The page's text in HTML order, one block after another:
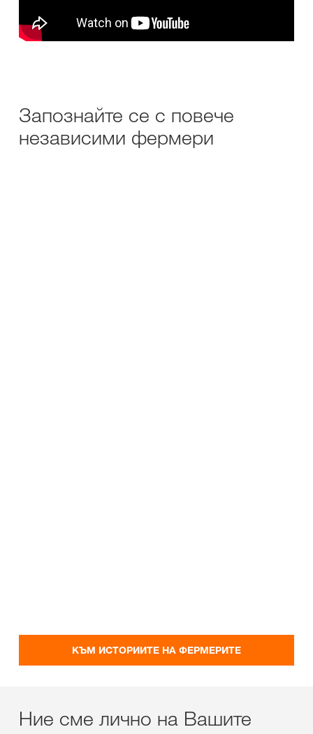
Запознайте се с повече
независими фермери
КЪМ ИСТОРИИТЕ НА ФЕРМЕРИТЕ
Ние сме лично на Вашите